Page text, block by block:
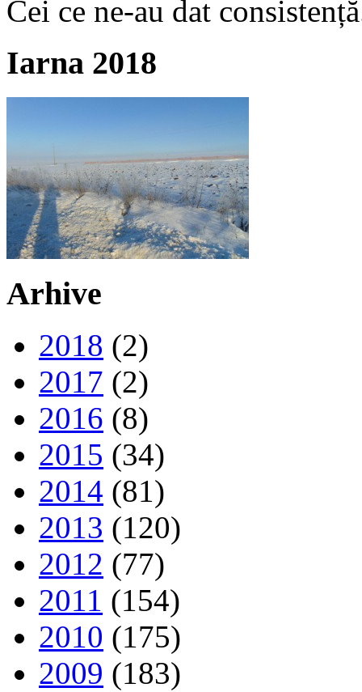
Cei ce ne-au dat
Iarna 2018
Arhive
2018 (2)
2017 (2)
2016 (8)
2015 (34)
2014 (81)
2013 (120)
2012 (77)
2011 (154)
2010 (175)
2009 (183)